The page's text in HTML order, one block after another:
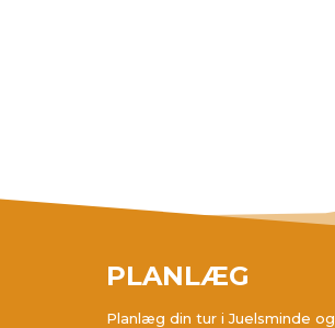
PLANLÆG
Planlæg din tur i Juelsminde og